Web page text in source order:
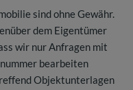
sind ohne Gewähr.
dem Eigentümer
wir nur Anfragen mit
bearbeiten
Objektunterlagen